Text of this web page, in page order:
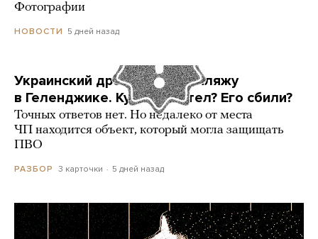
Фотографии
НОВОСТИ 5 дней назад
Украинский дрон попал по пляжу
в Геленджике. Куда он летел? Его сбили?
Точных ответов нет. Но недалеко от места
ЧП находится объект, который могла защищать
ПВО
РАЗБОР 3 карточки 5 дней назад